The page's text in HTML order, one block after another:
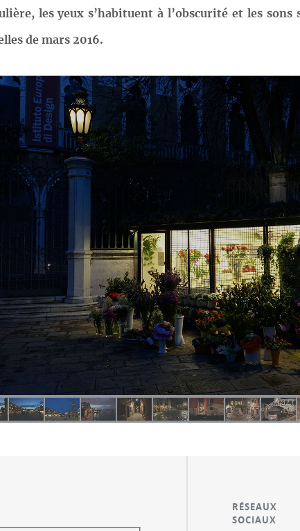
les yeux s’habituent à l’obscurité et les
de mars 2016.
RÉSEAUX
SOCIAUX